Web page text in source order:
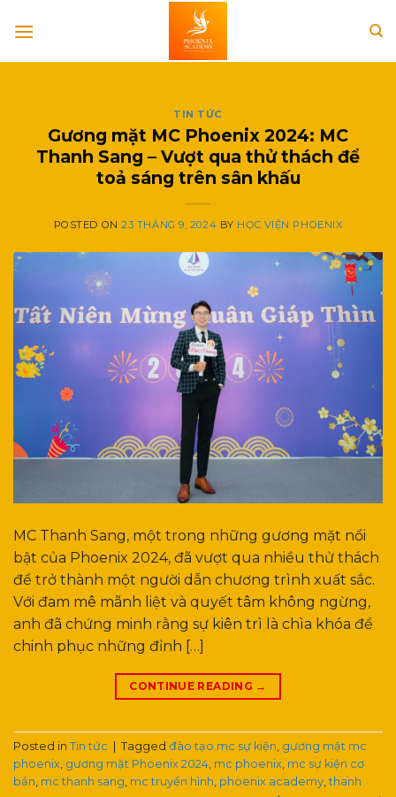
TIN TỨC
Gương mặt MC Phoenix 2024: MC
Thanh Sang – Vượt qua thử thách để
toả sáng trên sân khấu
POSTED ON23 THÁNG 9, 2024 BY HỌC VIỆN PHOENIX
MC Thanh Sang, một trong những gương mặt nổi
bật của Phoenix 2024, đã vượt qua nhiều thử thách
để trở thành một người dẫn chương trình xuất sắc.
Với đam mê mãnh liệt và quyết tâm không ngừng,
anh đã chứng minh rằng sự kiên trì là chìa khóa để
chinh phục những đỉnh […]
CONTINUE READING →
Posted in Tin tức Tagged đào tạo mc sự kiện, gương mặt mc
phoenix, gương mặt Phoenix 2024, mc phoenix, mc sự kiện cơ
bản, mc thanh sang, mc truyền hình, phoenix academy,thanh